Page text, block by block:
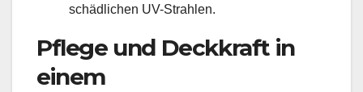
schädlichen UV-Strahlen.
Pflege und Deckkraft in
einem